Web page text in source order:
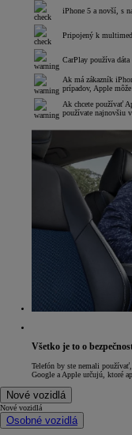
iPhone 5 a novší, s
Pripojený k
CarPlay používa dáta
Ak má zákazník
prípadov, Apple
Ak chcete používať
používate najnovšiu
Všetko je to o
Telefón by ste nemali
Google a Apple určujú, ktoré
Nové vozidlá
Nové vozidlá
Osobné vozidlá